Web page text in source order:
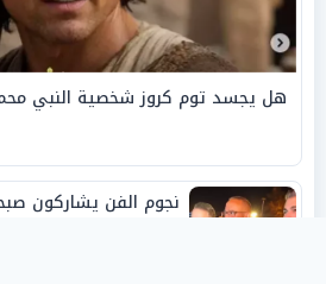
هل يجسد توم كروز شخصية النبي
نجوم الفن يشاركون